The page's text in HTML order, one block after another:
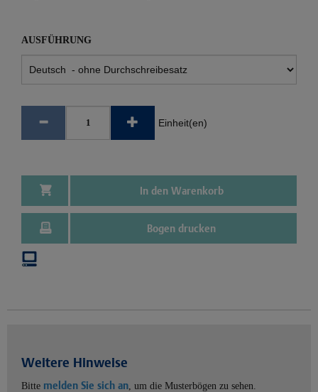
AUSFÜHRUNG
Einheit(en)
In den Warenkorb
Bogen drucken
Weitere Hinweise
Bitte melden Sie sich an, um die Musterbögen zu sehen.